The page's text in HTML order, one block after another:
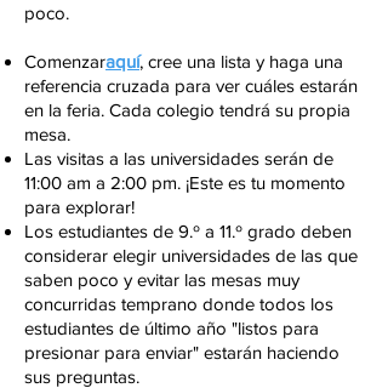
poco.
Comenzaraquí, cree una lista y haga una
referencia cruzada para ver cuáles estarán
en la feria. Cada colegio tendrá su propia
mesa.
Las visitas a las universidades serán de
11:00 am a 2:00 pm. ¡Este es tu momento
para explorar!
Los estudiantes de 9.º a 11.º grado deben
considerar elegir universidades de las que
saben poco y evitar las mesas muy
concurridas temprano donde todos los
estudiantes de último año "listos para
presionar para enviar" estarán haciendo
sus preguntas.